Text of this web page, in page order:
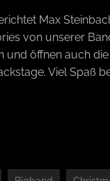
Max
von unserer
und öffnen auch
Viel Spaß